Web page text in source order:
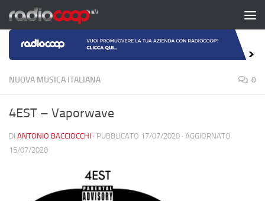
Salta al contenuto
NUOVA MUSICA ITALIANA 0
4EST – Vaporwave
DI ANTONIO BACCIOCCHI · PUBBLICATO 17/07/2020 · AGGIORNATO
15/07/2020